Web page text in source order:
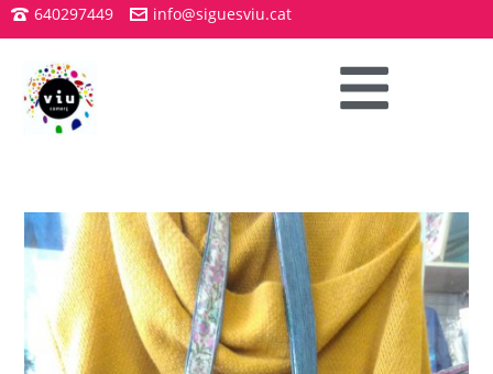
640297449 info@siguesviu.cat